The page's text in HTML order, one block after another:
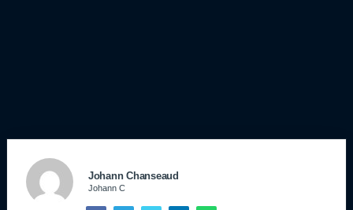
Johann Chanseaud
Johann C